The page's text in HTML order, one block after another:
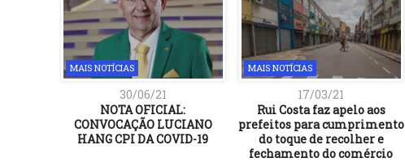
MAIS NOTÍCIAS
30/06/21
NOTA OFICIAL:
CONVOCAÇÃO LUCIANO
HANG CPI DA COVID-19
MAIS NOTÍCIAS
17/03/21
Rui Costa faz apelo aos
prefeitos para cumprimento
do toque de recolher e
fechamento do comércio